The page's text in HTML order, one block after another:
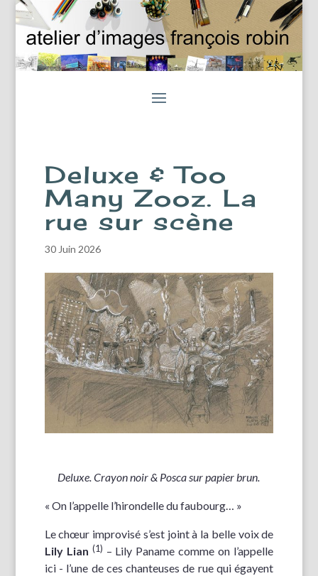
Deluxe & Too
Many Zooz. La
rue sur scène
30 Juin 2026
Deluxe.Crayon noir & Posca sur papier brun.
« On l’appelle l’hirondelle du faubourg… »
Le chœur improvisé s’est joint à la belle voix de
Lily Lian (1) – Lily Paname comme on l’appelle
ici - l’une de ces chanteuses de rue qui égayent